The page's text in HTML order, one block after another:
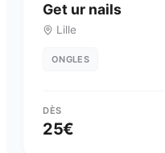
Get ur nails
Lille
ONGLES
DÈS
25€